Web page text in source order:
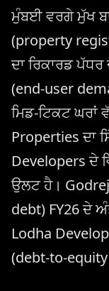
ਮੁੰਬਈ ਵਰਗੇ ਮੁੱਖ
(property
ਦਾ ਰਿਕਾਰਡ
(end-user
ਮਿਡ-ਟਿਕਟ ਘਰਾਂ
Properties ਦਾ
Developers ਦੇ
ਉਲਟ ਹੈ।
debt) FY26 ਦੇ
Lodha
(debt-to-